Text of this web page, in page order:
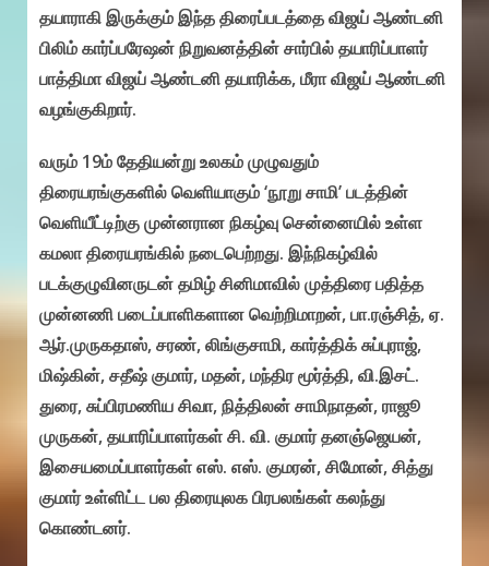
தயாராகி இருக்கும் இந்த திரைப்படத்தை விஜய் ஆண்டனி
பிலிம் கார்ப்பரேஷன் நிறுவனத்தின் சார்பில் தயாரிப்பாளர்
பாத்திமா விஜய் ஆண்டனி தயாரிக்க, மீரா விஜய் ஆண்டனி
வழங்குகிறார்.
வரும் 19ம் தேதியன்று உலகம் முழுவதும்
திரையரங்குகளில் வெளியாகும் ‘நூறு சாமி’ படத்தின்
வெளியீட்டிற்கு முன்னரான நிகழ்வு சென்னையில் உள்ள
கமலா திரையரங்கில் நடைபெற்றது. இந்நிகழ்வில்
படக்குழுவினருடன் தமிழ் சினிமாவில் முத்திரை பதித்த
முன்னணி படைப்பாளிகளான வெற்றிமாறன், பா.ரஞ்சித், ஏ.
ஆர்.முருகதாஸ், சரண், லிங்குசாமி, கார்த்திக் சுப்புராஜ்,
மிஷ்கின், சதீஷ் குமார், மதன், மந்திர மூர்த்தி, வி.இசட்.
துரை, சுப்பிரமணிய சிவா, நித்திலன் சாமிநாதன், ராஜூ
முருகன், தயாரிப்பாளர்கள் சி. வி. குமார் தனஞ்ஜெயன்,
இசையமைப்பாளர்கள் எஸ். எஸ். குமரன், சிமோன், சித்து
குமார் உள்ளிட்ட பல திரையுலக பிரபலங்கள் கலந்து
கொண்டனர்.